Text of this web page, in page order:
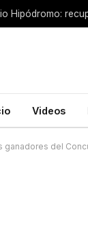
Videos
ganadores del